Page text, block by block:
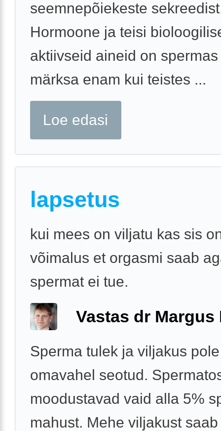
seemnepõiekeste
Hormoone ja teisi
aktiivseid aineid on
märksa enam kui teistes ...
Loe edasi
lapsetus
kui mees on viljatu kas sis
võimalus et orgasmi saab
spermat ei tue.
Vastas dr Margus
Sperma tulek ja viljakus pole
omavahel seotud.
moodustavad vaid alla 5%
mahust. Mehe viljakust